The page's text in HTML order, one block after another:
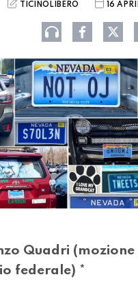
TICINOLIBERO 16
Quadri (mozione
federale) *